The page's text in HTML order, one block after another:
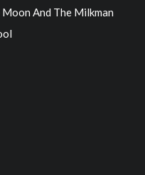
And The Milkman